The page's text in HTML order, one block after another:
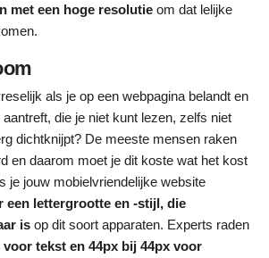
met een hoge resolutie om dat lelijke
als je op een webpagina belandt en
die je niet kunt lezen, zelfs niet
dichtknijpt? De meeste mensen raken
en daarom moet je dit koste wat het kost
je jouw mobielvriendelijke website
een lettergrootte en -stijl, die
is op dit soort apparaten. Experts raden
voor tekst en 44px bij 44px voor